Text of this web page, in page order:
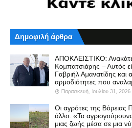
Δημοφιλή άρθρα
ΑΠΟΚΛΕΙΣΤΙΚΟ:
Κομπατσιάρης – Αυτός
Γαβριήλ Αμανατίδης και
αρμοδιότητες που
Παρασκευή, Ιουλίου 31, 2026
Οι αγρότες της Βόρειας
άλλο: «Τα
μιας ζωής μέσα σε μια